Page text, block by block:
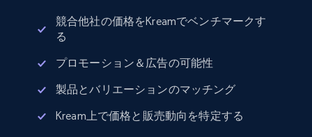
競合他社の価格をKreamでベンチマークす
る
プロモーション＆広告の可能性
製品とバリエーションのマッチング
Kream上で価格と販売動向を特定する